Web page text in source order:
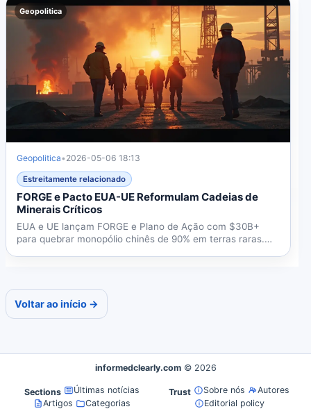
Geopolitica
Geopolitica• 2026-05-06 18:13
Estreitamente relacionado
FORGE e Pacto EUA-UE Reformulam Cadeias de
Minerais Críticos
EUA e UE lançam FORGE e Plano de Ação com $30B+
para quebrar monopólio chinês de 90% em terras raras.
Voltar ao início →
informedclearly.com © 2026
Sections
Últimas notícias
Artigos
Categorias
Trust Sobre nós
Autores
Editorial policy